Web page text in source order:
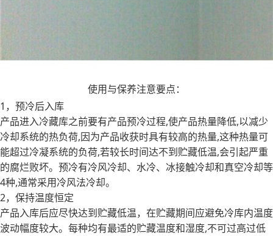
使用与保养注意要点：
1，预冷后入库
产品进入冷藏库之前要有产品预冷过程,使产品热量降低,以减少
冷却系统的热负荷,因为产品收获时具有较高的热量,这种热量可
能超过冷凝系统的负荷,若较长时间达不到贮藏低温,会引起严重
的腐烂败坏。预冷有冷风冷却、水冷、冰接触冷却和真空冷却等
4种,通常采用冷风法冷却。
2，保持温度恒定
产品入库后应尽快达到贮藏低温，在贮藏期间应避免冷库内温度
波动幅度较大。每种均有最适的贮藏温度和湿度,不可过高过低